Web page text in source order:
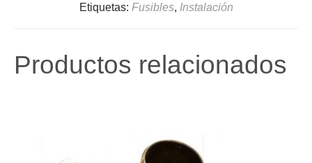
Etiquetas: Fusibles, Instalación
Productos relacionados